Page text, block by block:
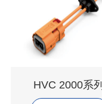
HVC 2000系列